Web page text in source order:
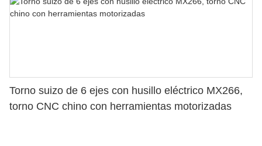
Torno suizo de 6 ejes con husillo eléctrico MX266,
torno CNC chino con herramientas motorizadas